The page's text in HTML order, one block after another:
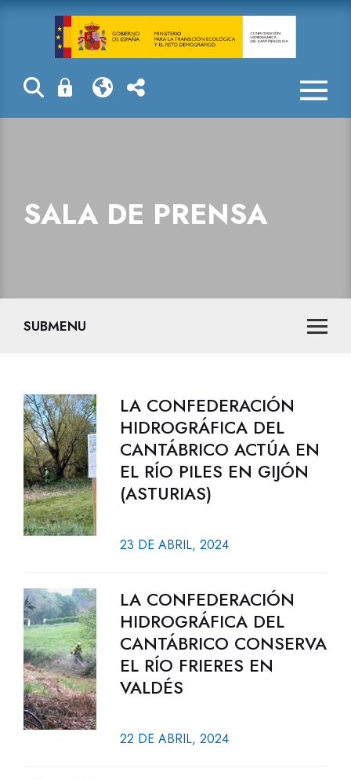
Sala de prensa
SALA DE PRENSA
SUBMENU
LA CONFEDERACIÓN
HIDROGRÁFICA DEL
CANTÁBRICO ACTÚA EN
EL RÍO PILES EN GIJÓN
(ASTURIAS)
23 DE ABRIL, 2024
LA CONFEDERACIÓN
HIDROGRÁFICA DEL
CANTÁBRICO CONSERVA
EL RÍO FRIERES EN
VALDÉS
22 DE ABRIL, 2024